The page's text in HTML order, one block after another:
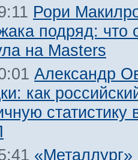
Рори
подряд: что
на Masters
Александр
как
статистику
«Металлург»